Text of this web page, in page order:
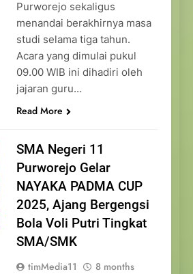
Purworejo sekaligus
menandai berakhirnya masa
studi selama tiga tahun.
Acara yang dimulai pukul
09.00 WIB ini dihadiri oleh
jajaran guru…
Read More
SMA Negeri 11
Purworejo Gelar
NAYAKA PADMA CUP
2025, Ajang Bergengsi
Bola Voli Putri Tingkat
SMA/SMK
timMedia11
8 months